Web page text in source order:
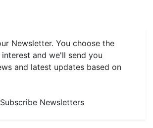
Newsletter. You choose the
and we'll send you
and latest updates based on
Subscribe Newsletters